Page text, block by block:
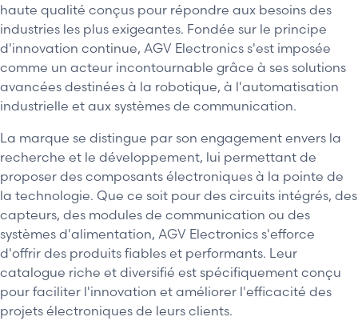
haute qualité conçus pour répondre aux besoins des
industries les plus exigeantes. Fondée sur le principe
d'innovation continue, AGV Electronics s'est imposée
comme un acteur incontournable grâce à ses solutions
avancées destinées à la robotique, à l'automatisation
industrielle et aux systèmes de communication.
La marque se distingue par son engagement envers la
recherche et le développement, lui permettant de
proposer des composants électroniques à la pointe de
la technologie. Que ce soit pour des circuits intégrés, des
capteurs, des modules de communication ou des
systèmes d'alimentation, AGV Electronics s'efforce
d'offrir des produits fiables et performants. Leur
catalogue riche et diversifié est spécifiquement conçu
pour faciliter l'innovation et améliorer l'efficacité des
projets électroniques de leurs clients.